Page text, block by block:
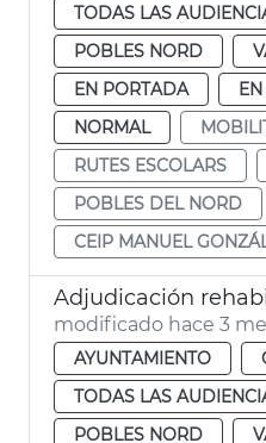
TODAS LAS
POBLES NORD
EN PORTADA
NORMAL
RUTES ESCOLARS
POBLES DEL NORD
CEIP MANUEL
modificado hace 3
AYUNTAMIENTO
TODAS LAS
POBLES NORD